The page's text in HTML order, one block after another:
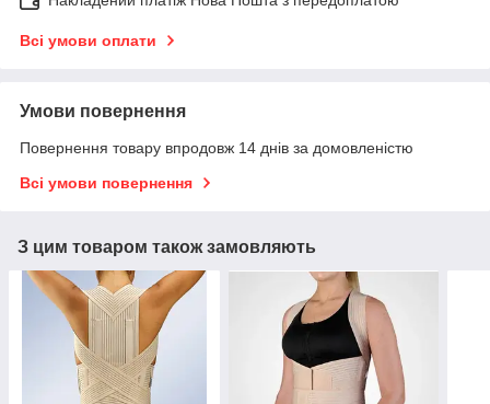
Всі умови оплати
Умови повернення
Повернення товару впродовж 14 днів за домовленістю
Всі умови повернення
З цим товаром також замовляють